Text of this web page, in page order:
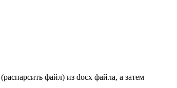
файл) из docx файла, а затем